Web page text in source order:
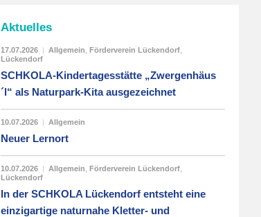
Aktuelles
17.07.2026 | Allgemein Förderverein Lückendorf
Lückendorf
SCHKOLA-Kindertagesstätte „Zwergenhäus
´l“ als Naturpark-Kita ausgezeichnet
10.07.2026 | Allgemein
Neuer Lernort
10.07.2026 | Allgemein Förderverein Lückendorf
Lückendorf
In der SCHKOLA Lückendorf entsteht eine
einzigartige naturnahe Kletter- und